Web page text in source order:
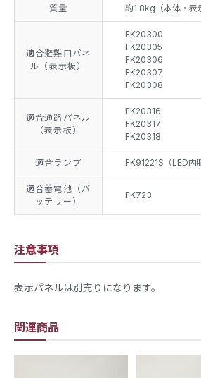
関連商品
質量 約1.8kg（本体・表
適合避難口パネ
ル（表示板）
FK20300
FK20305
FK20306
FK20307
FK20308
適合通路パネル
（表示板）
FK20316
FK20317
FK20318
適合ランプ FK91221S（LED内
適合蓄電池（バ
ッテリー）
FK723
注意事項
表示パネルは別売りになります。